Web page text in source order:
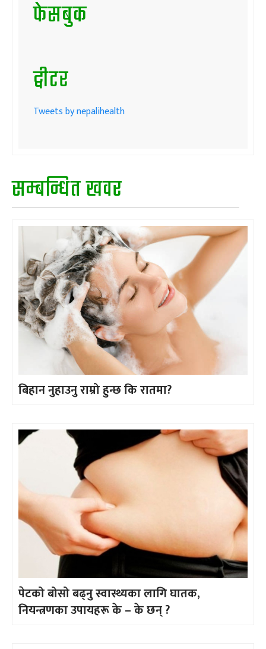
फेसबुक
ट्वीटर
Tweets by nepalihealth
सम्बन्धित खवर
बिहान नुहाउनु राम्रो हुन्छ कि रातमा?
पेटको बोसो बढ्नु स्वास्थ्यका लागि घातक,
नियन्त्रणका उपायहरू के – के छन् ?